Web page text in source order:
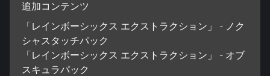
追加コンテンツ
「レインボーシックス エクストラクション」 - ノク
シャスタッチパック
「レインボーシックス エクストラクション」 - オブ
スキュラパック